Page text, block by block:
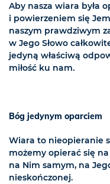
Aby nasza wiara była
i powierzeniem się
naszym prawdziwym
w Jego Słowo
jedyną właściwą
miłość ku nam.
Bóg jedynym oparciem
Wiara to nieopieranie
możemy opierać się
na Nim samym, na
nieskończonej.